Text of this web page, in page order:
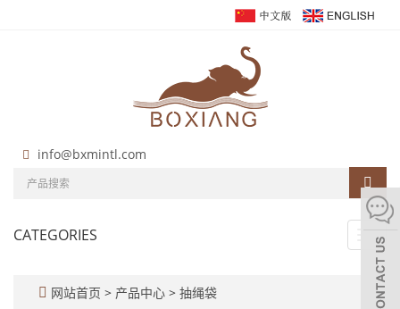
info@bxmintl.com
CATEGORIES
网站首页 > 产品中心 > 抽绳袋